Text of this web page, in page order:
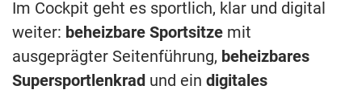
Im Cockpit geht es sportlich, klar und digital
weiter: beheizbare Sportsitze mit
ausgeprägter Seitenführung, beheizbares
Supersportlenkrad und ein digitales